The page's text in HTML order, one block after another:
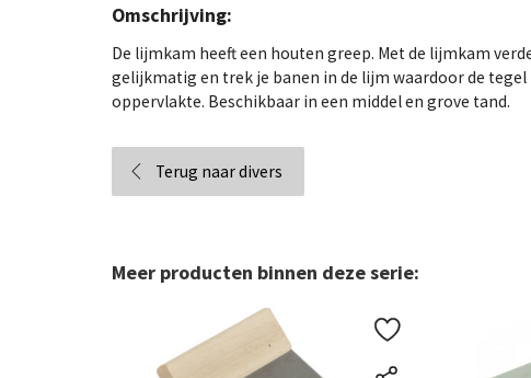
Omschrijving:
De lijmkam heeft een houten greep. Met de lijmkam
gelijkmatig en trek je banen in de lijm waardoor de tegel
oppervlakte. Beschikbaar in een middel en grove tand.
Terug naar divers
Meer producten binnen deze serie: